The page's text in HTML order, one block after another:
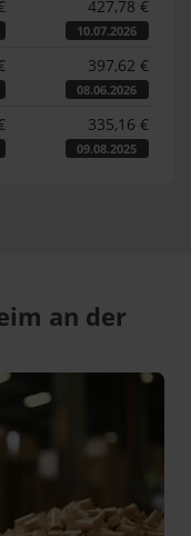
427,78 €
10.07.2026
397,62 €
08.06.2026
335,16 €
09.08.2025
an der